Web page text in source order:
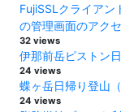
FujiSSLクライアン
の管理画面のアク
32 views
伊那前岳ピストン
24 views
蝶ヶ岳日帰り登山
24 views